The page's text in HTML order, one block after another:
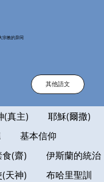
宗教的异同
其他語文
(真主)
耶穌(爾撒)
基本信仰
(齋)
伊斯蘭的統治
(天神)
布哈里聖訓